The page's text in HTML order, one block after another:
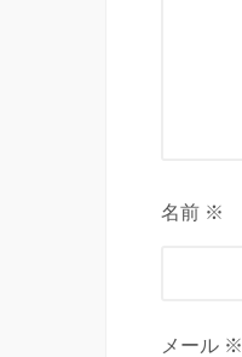
名前 ※
メール ※